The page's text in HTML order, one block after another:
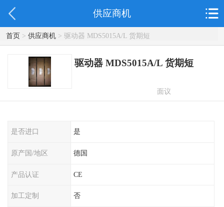
供应商机
首页> 供应商机> 驱动器 MDS5015A/L 货期短
驱动器 MDS5015A/L 货期短
面议
是否进口 是
原产国/地区 德国
产品认证 CE
加工定制 否